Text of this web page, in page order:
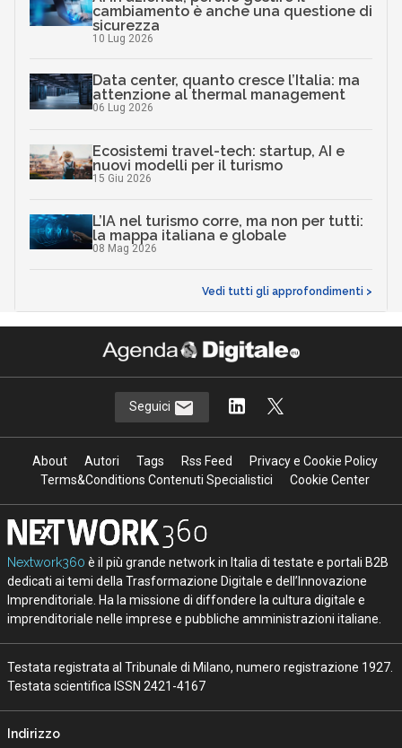
cambiamento è anche una questione di
sicurezza
10 Lug 2026
Data center, quanto cresce l’Italia: ma
attenzione al thermal management
06 Lug 2026
Ecosistemi travel-tech: startup, AI e
nuovi modelli per il turismo
15 Giu 2026
L’IA nel turismo corre, ma non per tutti:
la mappa italiana e globale
08 Mag 2026
Vedi tutti gli approfondimenti >
Seguici
About Autori Tags Rss Feed
Privacy e Cookie Policy
Terms&Conditions Contenuti Specialistici
Cookie Center
Nextwork360 è il più grande network in Italia di testate e portali B2B
dedicati ai temi della Trasformazione Digitale e dell’Innovazione
Imprenditoriale. Ha la missione di diffondere la cultura digitale e
imprenditoriale nelle imprese e pubbliche amministrazioni italiane.
Testata registrata al Tribunale di Milano, numero registrazione 1927.
Testata scientifica ISSN 2421-4167
Indirizzo